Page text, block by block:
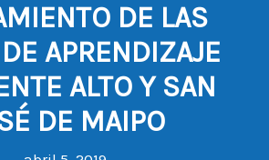
DE LAS
APRENDIZAJE
ALTO Y SAN
DE MAIPO